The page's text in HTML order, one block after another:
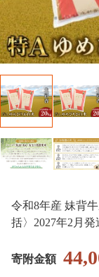
令和8年産 妹背
括〉2027年2月発
寄附金額